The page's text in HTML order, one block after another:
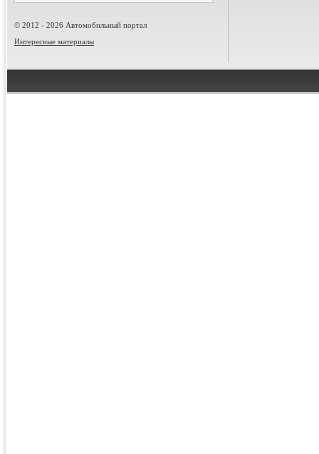
© 2012 - 2026 Автомобильный портал
Интересные материалы